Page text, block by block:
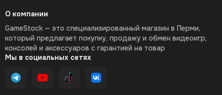
О компании
GameStock — это специализированный магазин в Перми,
который предлагает покупку, продажу и обмен видеоигр,
консолей и аксессуаров с гарантией на товар
Мы в социальных сетях